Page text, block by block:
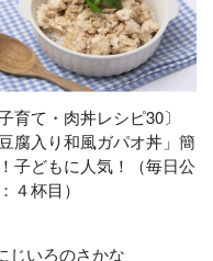
子育て・肉丼レシピ30〕
豆腐入り和風ガパオ丼」簡
子どもに人気！（毎日公
４杯目）